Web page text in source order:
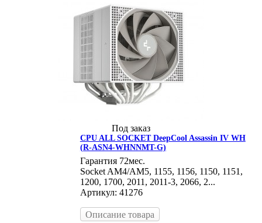
Под заказ
CPU ALL SOCKET DeepСool Assassin IV WH
(R-ASN4-WHNNMT-G)
Гарантия 72мес.
Socket AM4/AM5, 1155, 1156, 1150, 1151,
1200, 1700, 2011, 2011-3, 2066, 2...
Артикул: 41276
Описание товара